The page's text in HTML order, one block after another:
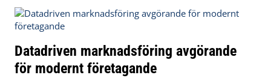
Datadriven marknadsföring avgörande
för modernt företagande